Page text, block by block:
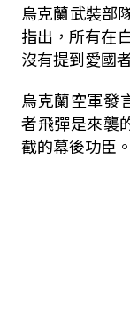
烏克蘭武裝部
指出，所有在
沒有提到愛國
烏克蘭空軍發
者飛彈是來襲
截的幕後功臣。